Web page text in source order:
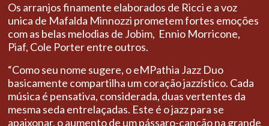
Os arranjos finamente elaborados de Ricci e a voz
unica de Mafalda Minnozzi prometem fortes emoções
com as belas melodias de Jobim, Ennio Morricone,
Piaf, Cole Porter entre outros.
“Como seu nome sugere, o eMPathia Jazz Duo
basicamente compartilha um coração jazzístico. Cada
música é pensativa, considerada, duas vertentes da
mesma seda entrelaçadas. Este é o jazz para se
apaixonar, o aumento de um pássaro-canção na grande